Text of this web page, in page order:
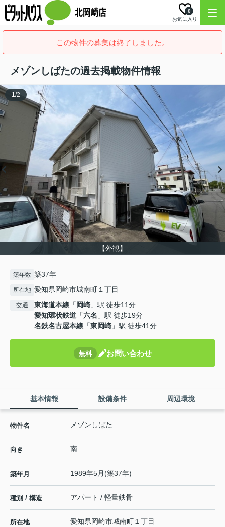
お気に入り
0
この物件の募集は終了しました。
メゾンしばたの過去掲載物件情報
【外観】
1/2
築年数 築37年
所在地 愛知県岡崎市城南町１丁目
交通 東海道本線 「 岡崎 」駅 徒歩11分
愛知環状鉄道 「六名 」駅 徒歩19分
名鉄名古屋本線 「東岡崎 」駅 徒歩41分
無料 お問い合わせ
基本情報 設備条件 周辺環境
物件名 メゾンしばた
向き 南
築年月 1989年5月(築37年)
種別 / 構造 アパート / 軽量鉄骨
所在地 愛知県岡崎市城南町１丁目